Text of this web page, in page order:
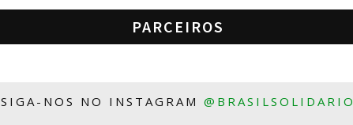
PARCEIROS
SIGA-NOS NO INSTAGRAM @BRASILSOLIDARIO